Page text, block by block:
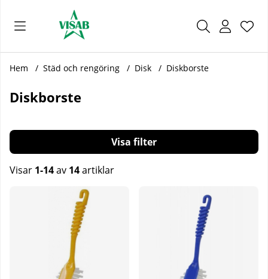
.
Hem Städ och rengöring Disk Diskborste
Diskborste
Filtrera
Visar 1-14av 14artiklar